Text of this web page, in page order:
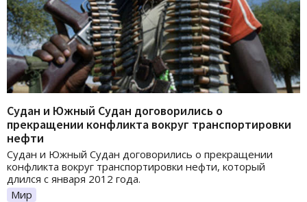
Судан и Южный Судан договорились о
прекращении конфликта вокруг транспортировки
нефти
Судан и Южный Судан договорились о прекращении
конфликта вокруг транспортировки нефти, который
длился с января 2012 года.
Мир